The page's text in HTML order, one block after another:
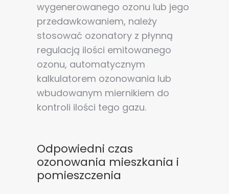
wygenerowanego ozonu lub jego
przedawkowaniem, należy
stosować ozonatory z płynną
regulacją ilości emitowanego
ozonu, automatycznym
kalkulatorem ozonowania lub
wbudowanym miernikiem do
kontroli ilości tego gazu.
Odpowiedni czas
ozonowania mieszkania i
pomieszczenia